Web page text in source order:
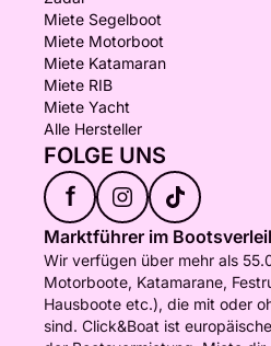
Miete Segelboot
Miete Motorboot
Miete Katamaran
Miete RIB
Miete Yacht
Alle Hersteller
FOLGE UNS
f
Marktführer im
Wir verfügen über mehr als
Motorboote, Katamarane,
Hausboote etc.), die mit oder
sind. Click&Boat ist